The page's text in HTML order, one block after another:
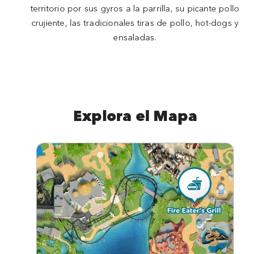
territorio por sus gyros a la parrilla, su picante pollo
crujiente, las tradicionales tiras de pollo, hot-dogs y
ensaladas.
Explora el Mapa